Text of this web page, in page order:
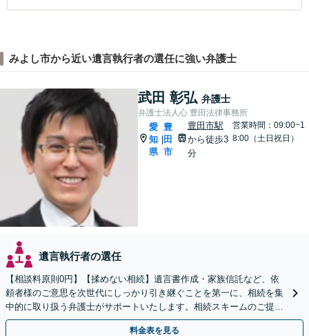
みよし市から近い遺言執行者の選任に強い弁護士
武田 彰弘 弁護士
弁護士法人心 豊田法律事務所
愛
知
県
豊
田
市
豊田市駅
から徒歩3
分
営業時間：09:00~1
8:00（土日祝日）
遺言執行者の選任
【相談料原則0円】【揉めない相続】遺言書作成・家族信託など、依
頼者様のご意思を次世代にしっかり引き継ぐことを第一に、相続を集
中的に取り扱う弁護士がサポートいたします。相続スキームのご提案
から遺言執行まで責任を持って対応させていただきます。
料金表を見る